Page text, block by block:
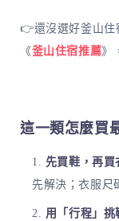
👉還沒選好釜山住
《釜山住宿推薦》
這一類怎麼買
先買鞋，再買
先解決；衣服尺
用「行程」